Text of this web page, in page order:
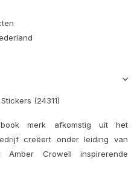
(24311)
merk afkomstig uit het
creëert onder leiding van
Crowell inspirerende